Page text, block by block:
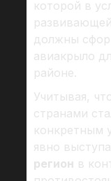
которой в
должны
авиакрыло
районе.
Учитывая,
странами
конкретным
явно
регион в